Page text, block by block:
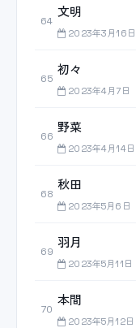
64
文明
2023年3月16日
65
初々
2023年4月7日
66
野菜
2023年4月14日
68
秋田
2023年5月6日
69
羽月
2023年5月11日
70
本間
2023年5月12日